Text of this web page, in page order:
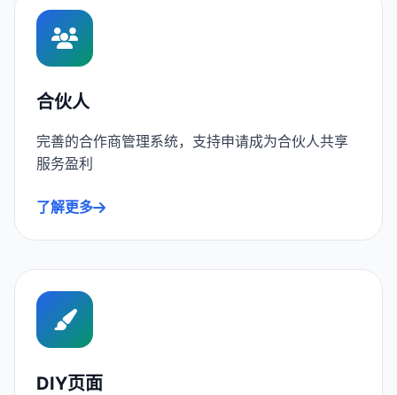
合伙人
完善的合作商管理系统，支持申请成为合伙人共享
服务盈利
了解更多
DIY页面